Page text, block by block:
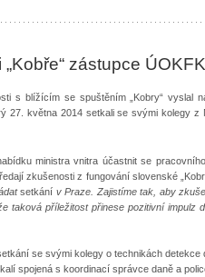
zástupce
s blížícím se spuštěním „Kobry“ vyslal
27. května 2014 setkali se svými kolegy
ministra vnitra účastnit se
zkušenosti z fungování slovenské
setkání v Praze. Zajistíme tak, aby
taková příležitost přinese pozitivní impulz
se svými kolegy o technikách
spojená s koordinací správce daně a